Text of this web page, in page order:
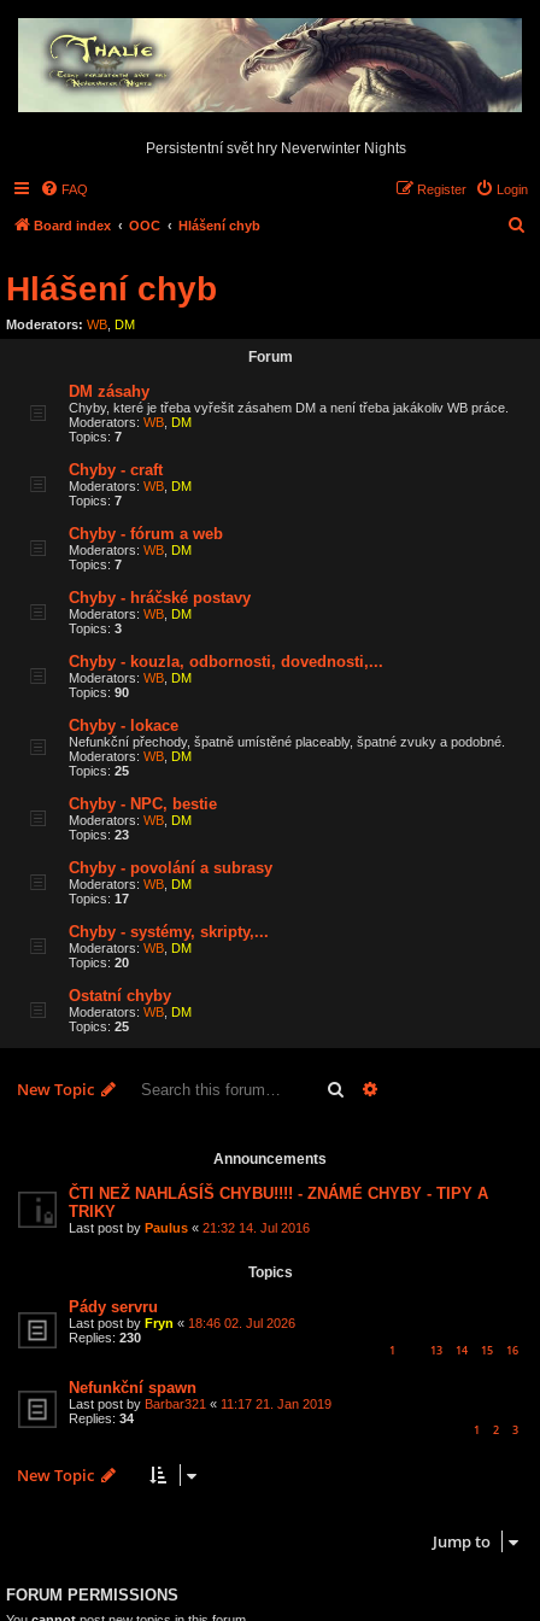
Persistentní svět hry Neverwinter Nights
FAQ Login
Register
Board index OOC Hlášení chyb
c
Hlášení chyb
Moderators: WB DM
Forum
DM zásahy
Chyby, které je třeba vyřešit zásahem DM a není třeba jakákoliv WB práce.
Moderators: WB DM
Topics: 7
Chyby - craft
Moderators: WB DM
Topics: 7
Chyby - fórum a web
Moderators: WB DM
Topics: 7
Chyby - hráčské postavy
Moderators: WB DM
Topics: 3
Chyby - kouzla, odbornosti, dovednosti,...
Moderators: WB DM
Topics: 90
Chyby - lokace
Nefunkční přechody, špatně umístěné placeably, špatné zvuky a podobné.
Moderators: WB DM
Topics: 25
Chyby - NPC, bestie
Moderators: WB DM
Topics: 23
Chyby - povolání a subrasy
Moderators: WB DM
Topics: 17
Chyby - systémy, skripty,...
Moderators: WB DM
Topics: 20
Ostatní chyby
Moderators: WB DM
Topics: 25
New Topic Search
Announcements
ČTI NEŽ NAHLÁSÍŠ CHYBU!!!! - ZNÁMÉ CHYBY - TIPY A
TRIKY
Last post by Paulus « 21:32 14. Jul 2016
Topics
Pády servru
Last post by Fryn « 18:46 02. Jul 2026
Replies: 230
1 13 14 15 16
Nefunkční spawn
Last post by Barbar321 « 11:17 21. Jan 2019
Replies: 34
1 2 3
New Topic
Jump to
FORUM PERMISSIONS